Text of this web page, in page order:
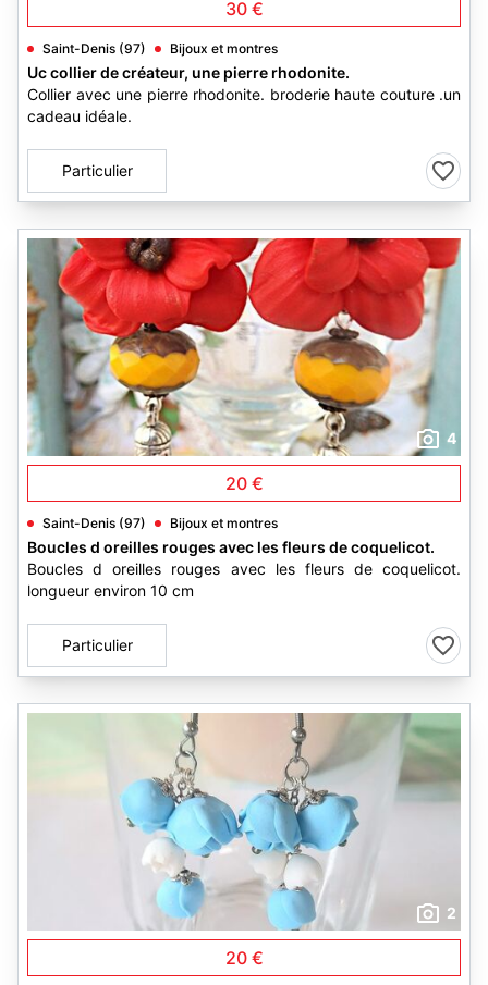
30 €
Saint-Denis (97) Bijoux et montres
Uc collier de créateur, une pierre rhodonite.
Collier avec une pierre rhodonite. broderie haute couture .un
cadeau idéale.
Particulier
4
20 €
Saint-Denis (97) Bijoux et montres
Boucles d oreilles rouges avec les fleurs de coquelicot.
Boucles d oreilles rouges avec les fleurs de coquelicot.
longueur environ 10 cm
Particulier
2
20 €